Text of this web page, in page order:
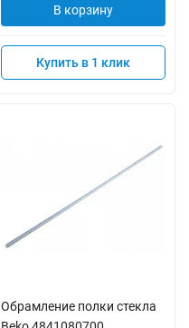
В корзину
Купить в 1 клик
Обрамление полки стекла